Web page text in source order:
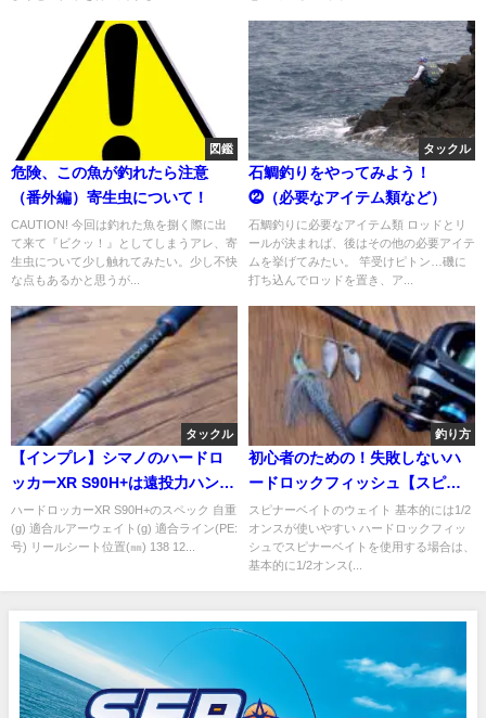
図鑑
危険、この魚が釣れたら注意
（番外編）寄生虫について！
CAUTION! 今回は釣れた魚を捌く際に出
て来て『ビクッ！』としてしまうアレ、寄
生虫について少し触れてみたい。少し不快
な点もあるかと思うが...
タックル
石鯛釣りをやってみよう！
⓶（必要なアイテム類など）
石鯛釣りに必要なアイテム類 ロッドとリ
ールが決まれば、後はその他の必要アイテ
ムを挙げてみたい。 竿受けピトン…磯に
打ち込んでロッドを置き、ア...
タックル
【インプレ】シマノのハードロ
ッカーXR S90H+は遠投力ハンパ
ない！
ハードロッカーXR S90H+のスペック 自重
(g) 適合ルアーウェイト(g) 適合ライン(PE:
号) リールシート位置(㎜) 138 12...
釣り方
初心者のための！失敗しないハ
ードロックフィッシュ【スピナ
ーベイトの使い方編】
スピナーベイトのウェイト 基本的には1/2
オンスが使いやすい ハードロックフィッ
シュでスピナーベイトを使用する場合は、
基本的に1/2オンス(...